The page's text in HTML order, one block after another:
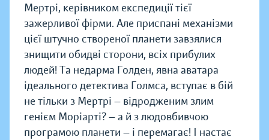
Мертрі, керівником експедиції тієї
зажерливої фірми. Але приспані механізми
цієї штучно створеної планети завзялися
знищити обидві сторони, всіх прибулих
людей! Та недарма Голден, явна аватара
ідеального детектива Голмса, вступає в бій
не тільки з Мертрі — відродженим злим
генієм Моріарті? — а й з людовбивчою
програмою планети — і перемагає! І настає